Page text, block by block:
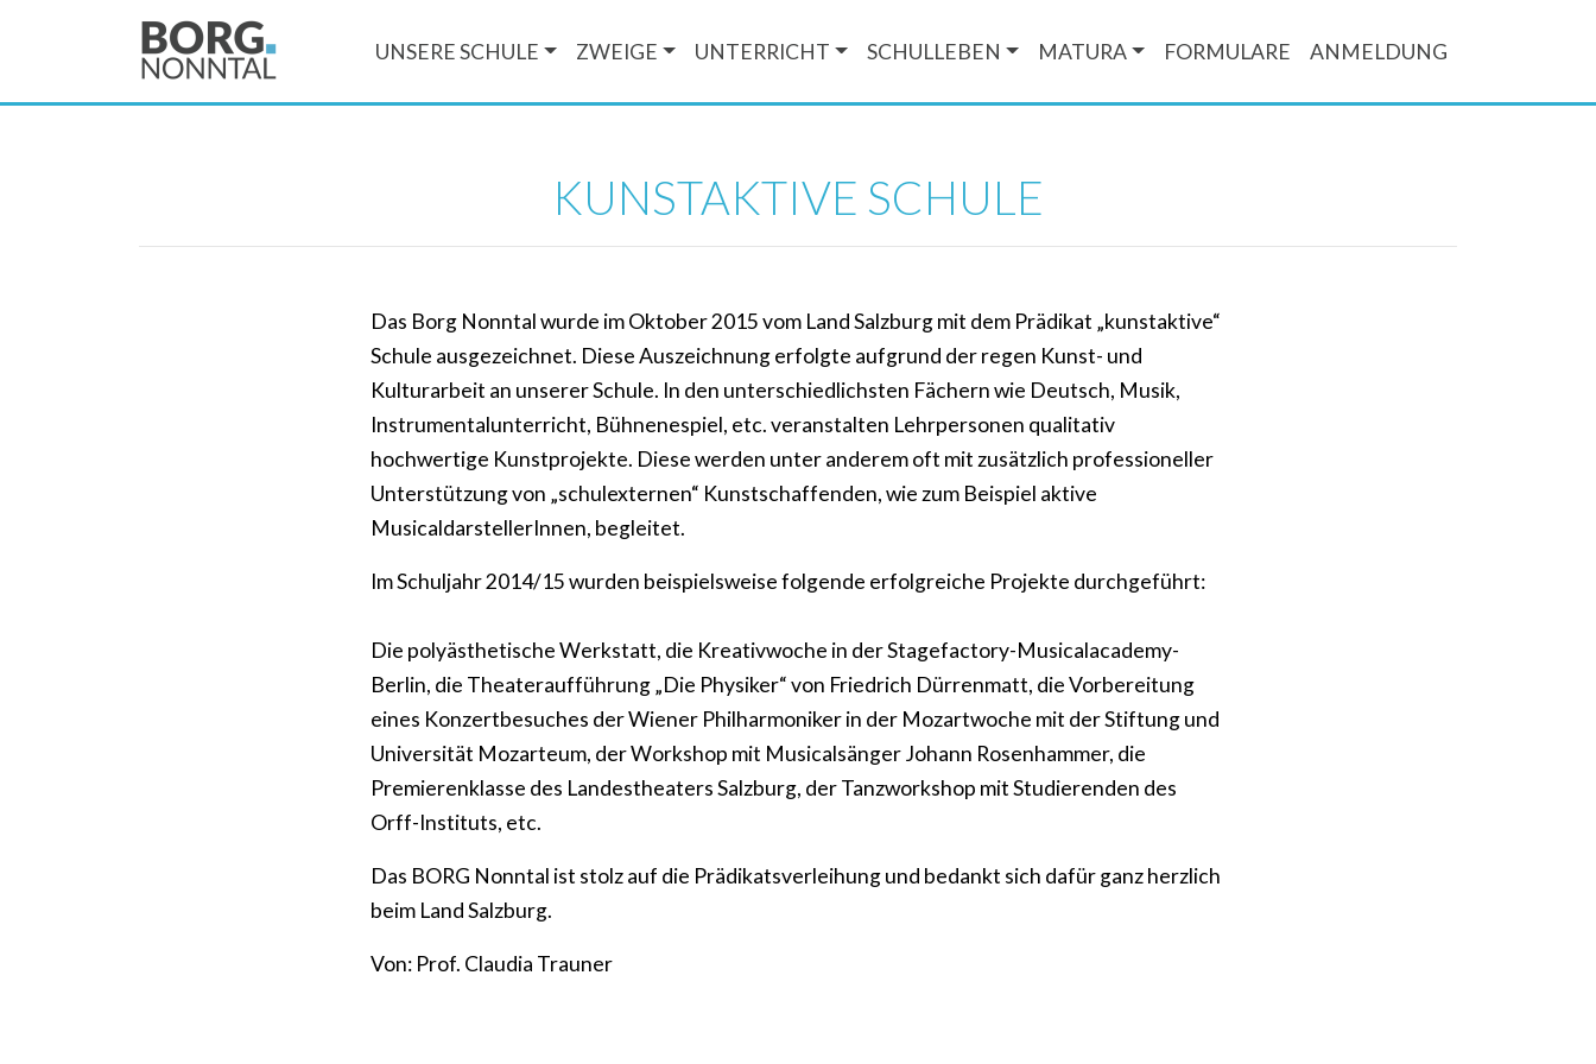
UNSERE SCHULE ZWEIGE UNTERRICHT SCHULLEBEN MATURA FORMULARE ANMELDUNG
KUNSTAKTIVE SCHULE
Das Borg Nonntal wurde im Oktober 2015 vom Land Salzburg mit dem Prädikat „kunstaktive“
Schule ausgezeichnet. Diese Auszeichnung erfolgte aufgrund der regen Kunst- und
Kulturarbeit an unserer Schule. In den unterschiedlichsten Fächern wie Deutsch, Musik,
Instrumentalunterricht, Bühnenespiel, etc. veranstalten Lehrpersonen qualitativ
hochwertige Kunstprojekte. Diese werden unter anderem oft mit zusätzlich professioneller
Unterstützung von „schulexternen“ Kunstschaffenden, wie zum Beispiel aktive
MusicaldarstellerInnen, begleitet.
Im Schuljahr 2014/15 wurden beispielsweise folgende erfolgreiche Projekte durchgeführt:
Die polyästhetische Werkstatt, die Kreativwoche in der Stagefactory-Musicalacademy-
Berlin, die Theateraufführung „Die Physiker“ von Friedrich Dürrenmatt, die Vorbereitung
eines Konzertbesuches der Wiener Philharmoniker in der Mozartwoche mit der Stiftung und
Universität Mozarteum, der Workshop mit Musicalsänger Johann Rosenhammer, die
Premierenklasse des Landestheaters Salzburg, der Tanzworkshop mit Studierenden des
Orff-Instituts, etc.
Das BORG Nonntal ist stolz auf die Prädikatsverleihung und bedankt sich dafür ganz herzlich
beim Land Salzburg.
Von: Prof. Claudia Trauner